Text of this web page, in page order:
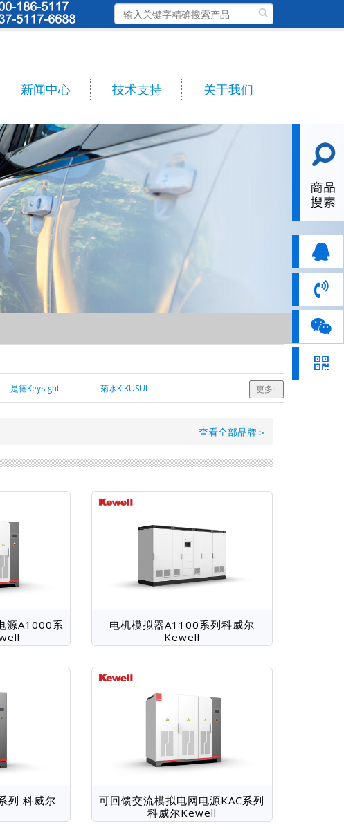
新闻中心 技术支持 关于我们
是德Keysight
菊水KIKUSUI
更多+
查看全部品牌＞
源A1000系
电机模拟器A1100系列科威尔
Kewell
列 科威尔
可回馈交流模拟电网电源KAC系列
科威尔Kewell